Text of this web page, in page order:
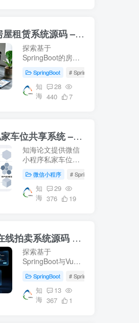
你的毕业设计项
目！- 知海论文
springboot房屋租赁系统源码 – 知海论文
探索基于
SpringBoot的房屋
合Vue前端技术，
提供从数据库配置
到系统运行的完整
【知海论文】
SpringBoot # SpringBoot
知
海
28
440
7
微信小程序私家车位共享系统 – 知海论文
知海论文提供微信
小程序私家车位共
方案，包括
SpringBoot后端、
Vue前端及MySQL
下载和部署教程。
微信小程序 # SpringBoot
知
海
29
376
19
SpringBoot在线拍卖系统源码 – 知海论文
探索基于
SpringBoot与Vue
码，适用于毕业设
计及项目实战。涵
盖前端(html, js,
SpringBoot # SpringBoot
知
海
13
367
1